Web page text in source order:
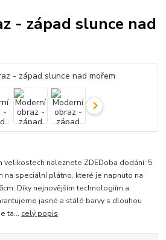
- západ slunce nad
velikostech naleznete ZDEDoba dodání: 5
na speciální plátno, které je napnuto na
Díky nejnovějším technologiím a
jasné a stálé barvy s dlouhou
ta... celý popis